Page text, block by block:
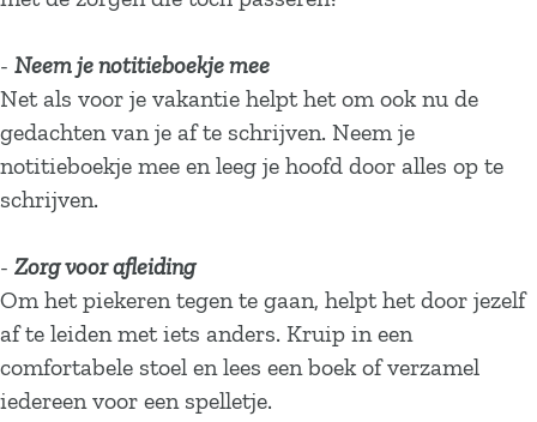
- Neem je notitieboekje mee
Net als voor je vakantie helpt het om ook nu de
gedachten van je af te schrijven. Neem je
notitieboekje mee en leeg je hoofd door alles op te
schrijven.
- Zorg voor afleiding
Om het piekeren tegen te gaan, helpt het door jezelf
af te leiden met iets anders. Kruip in een
comfortabele stoel en lees een boek of verzamel
iedereen voor een spelletje.